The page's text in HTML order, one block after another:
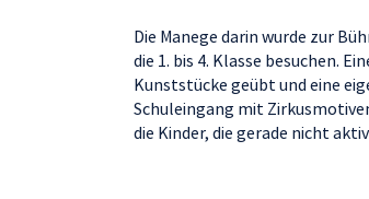
Die Manege darin wurde zur
die 1. bis 4. Klasse besuchen.
Kunststücke geübt und eine
Schuleingang mit
die Kinder, die gerade nicht